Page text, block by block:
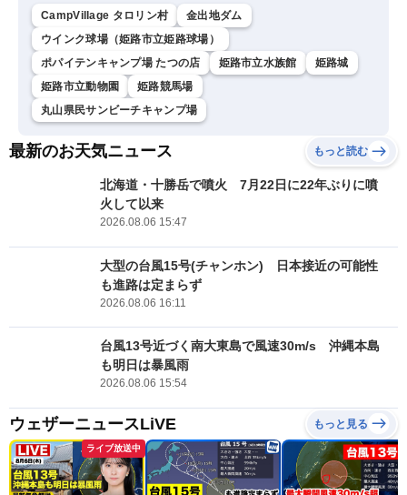
CampVillage タロリン村
金出地ダム
ウインク球場（姫路市立姫路球場）
ポパイテンキャンプ場 たつの店
姫路市立水族館
姫路城
姫路市立動物園
姫路競馬場
丸山県民サンビーチキャンプ場
最新のお天気ニュース もっと読む
北海道・十勝岳で噴火 7月22日に22年ぶりに噴
火して以来
2026.08.06 15:47
大型の台風15号(チャンホン) 日本接近の可能性
も進路は定まらず
2026.08.06 16:11
台風13号近づく南大東島で風速30m/s 沖縄本島
も明日は暴風雨
2026.08.06 15:54
ウェザーニュースLiVE もっと見る
ライブ放送中